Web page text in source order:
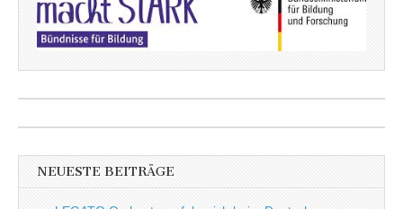
NEUESTE BEITRÄGE